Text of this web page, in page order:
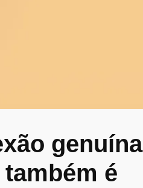
genuína
é